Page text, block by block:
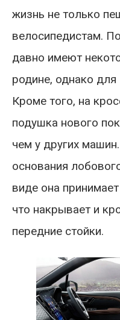
жизнь не только
велосипедистам.
давно имеют
родине, однако
Кроме того, на
подушка нового
чем у других
основания
виде она
что накрывает и
передние стойки.